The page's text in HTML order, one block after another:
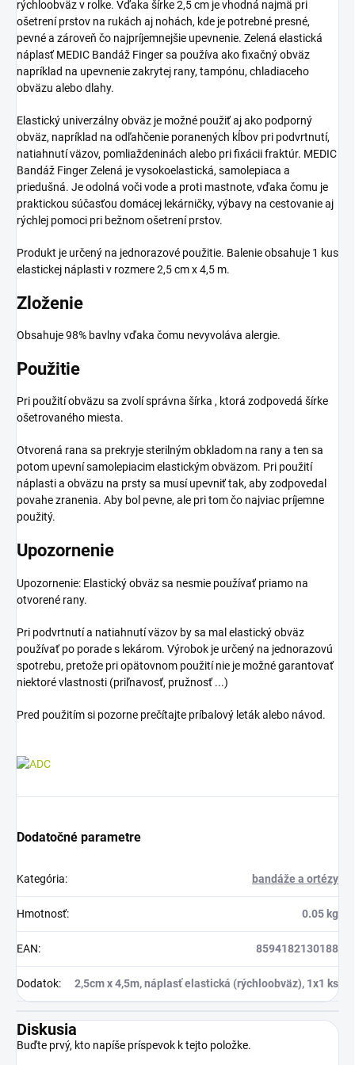
rýchloobväz v rolke. Vďaka šírke 2,5 cm je vhodná najmä pri
ošetrení prstov na rukách aj nohách, kde je potrebné presné,
pevné a zároveň čo najpríjemnejšie upevnenie. Zelená elastická
náplasť MEDIC Bandáž Finger sa používa ako fixačný obväz
napríklad na upevnenie zakrytej rany, tampónu, chladiaceho
obväzu alebo dlahy.
Elastický univerzálny obväz je možné použiť aj ako podporný
obväz, napríklad na odľahčenie poranených kĺbov pri podvrtnutí,
natiahnutí väzov, pomliaždeninách alebo pri fixácii fraktúr. MEDIC
Bandáž Finger Zelená je vysokoelastická, samolepiaca a
priedušná. Je odolná voči vode a proti mastnote, vďaka čomu je
praktickou súčasťou domácej lekárničky, výbavy na cestovanie aj
rýchlej pomoci pri bežnom ošetrení prstov.
Produkt je určený na jednorazové použitie. Balenie obsahuje 1 kus
elastickej náplasti v rozmere 2,5 cm x 4,5 m.
Zloženie
Obsahuje 98% bavlny vďaka čomu nevyvoláva alergie.
Použitie
Pri použití obväzu sa zvolí správna šírka , ktorá zodpovedá šírke
ošetrovaného miesta.
Otvorená rana sa prekryje sterilným obkladom na rany a ten sa
potom upevní samolepiacim elastickým obväzom. Pri použití
náplasti a obväzu na prsty sa musí upevniť tak, aby zodpovedal
povahe zranenia. Aby bol pevne, ale pri tom čo najviac príjemne
použitý.
Upozornenie
Upozornenie: Elastický obväz sa nesmie používať priamo na
otvorené rany.
Pri podvrtnutí a natiahnutí väzov by sa mal elastický obväz
používať po porade s lekárom. Výrobok je určený na jednorazovú
spotrebu, pretože pri opätovnom použití nie je možné garantovať
niektoré vlastnosti (priľnavosť, pružnosť ...)
Pred použitím si pozorne prečítajte príbalový leták alebo návod.
Dodatočné parametre
Kategória: bandáže a ortézy
Hmotnosť: 0.05 kg
EAN: 8594182130188
Dodatok: 2,5cm x 4,5m, náplasť elastická (rýchloobväz), 1x1 ks
Diskusia
Buďte prvý, kto napíše príspevok k tejto položke.